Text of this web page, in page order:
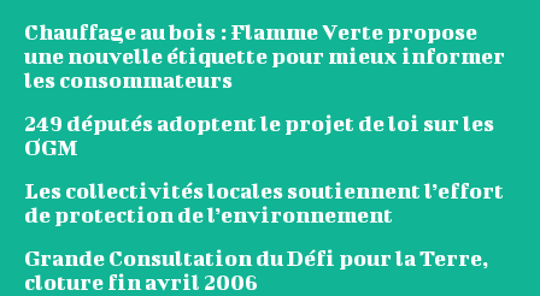
Chauffage au bois : Flamme Verte propose
une nouvelle étiquette pour mieux informer
les consommateurs
249 députés adoptent le projet de loi sur les
OGM
Les collectivités locales soutiennent l’effort
de protection de l’environnement
Grande Consultation du Défi pour la Terre,
cloture fin avril 2006